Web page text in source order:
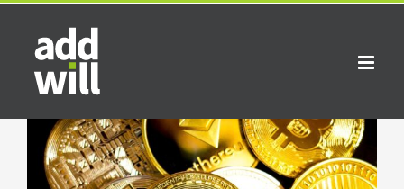
Saltar
contenido